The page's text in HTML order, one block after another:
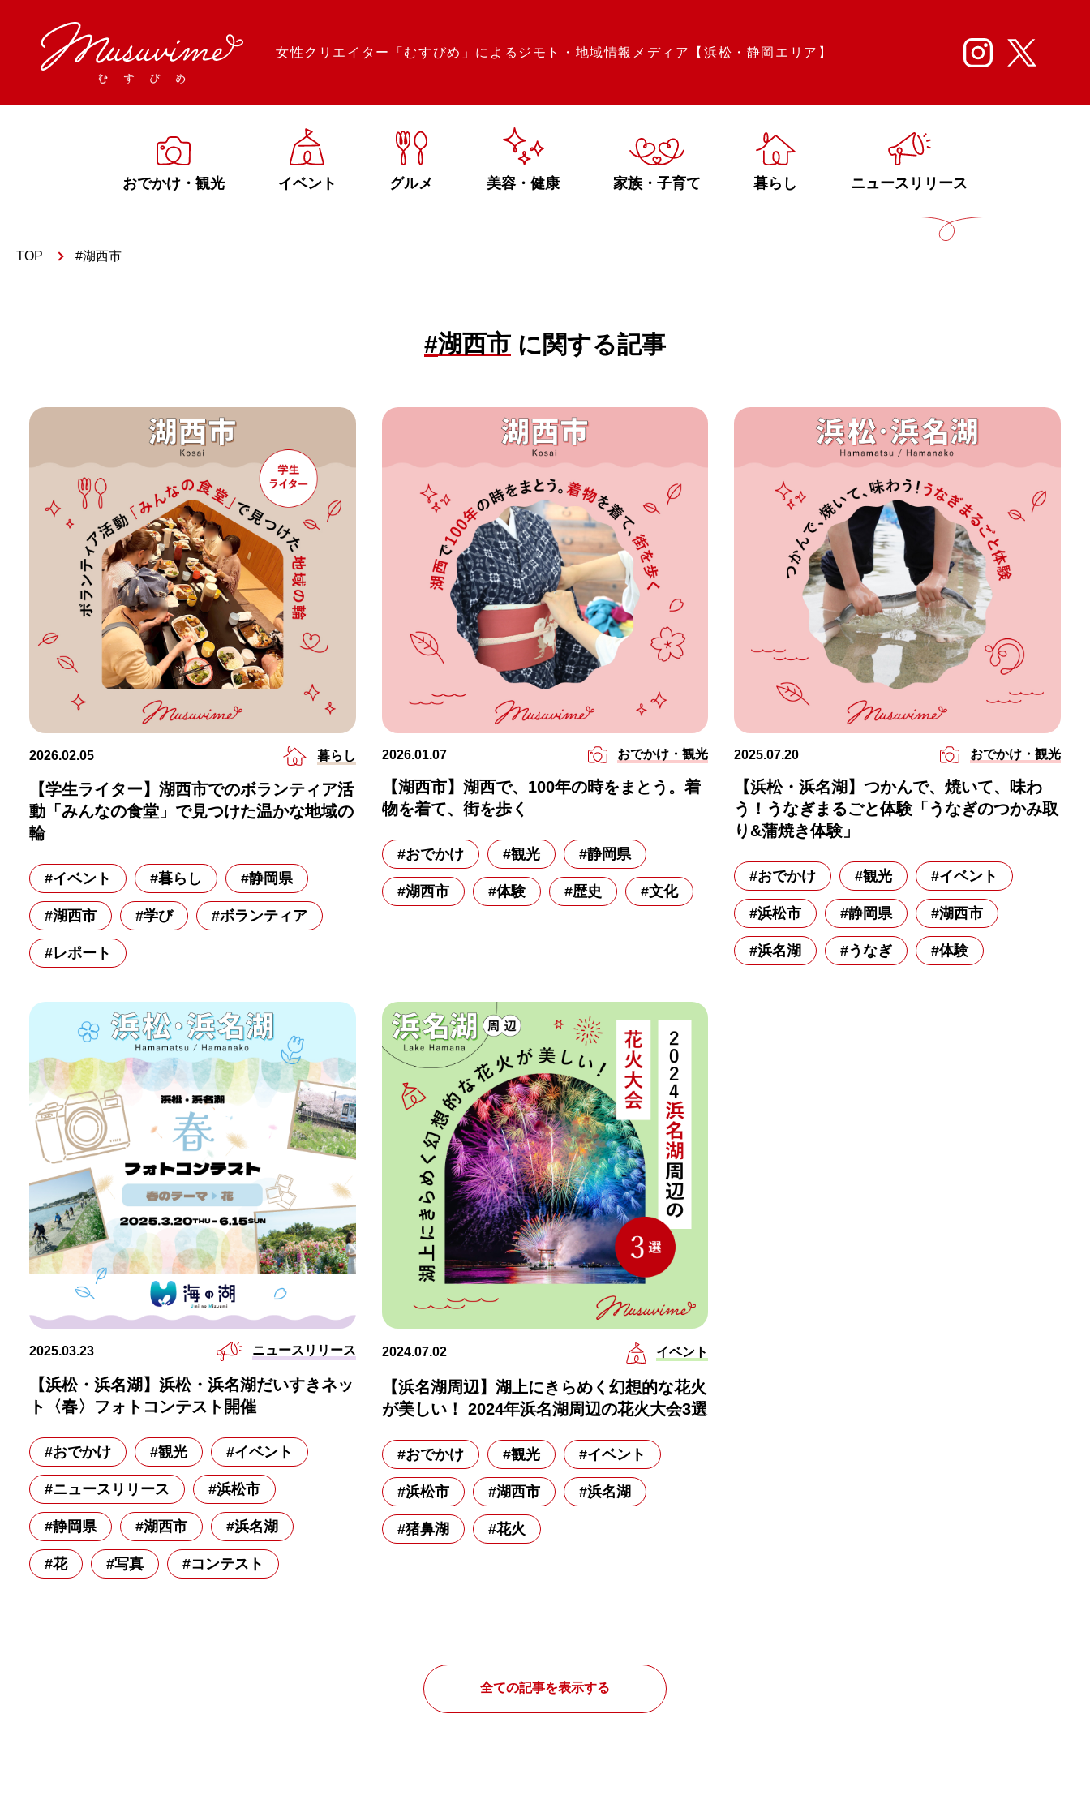
女性クリエイター「むすびめ」によるジモト・地域情報メディア【浜松・静岡エリア】
おでかけ・観光 イベント グルメ 美容・健康 家族・子育て 暮らし ニュースリリース
TOP 湖西市
#湖西市 に関する記事
2026.02.05 暮らし
【学生ライター】湖西市でのボランティア活
動「みんなの食堂」で見つけた温かな地域の
輪
#イベント #暮らし #静岡県
#湖西市 #学び #ボランティア
#レポート
2026.01.07 おでかけ・観光
【湖西市】湖西で、100年の時をまとう。着
物を着て、街を歩く
#おでかけ #観光 #静岡県
#湖西市 #体験 #歴史 #文化
2025.07.20 おでかけ・観光
【浜松・浜名湖】つかんで、焼いて、味わ
う！うなぎまるごと体験「うなぎのつかみ取
り&蒲焼き体験」
#おでかけ #観光 #イベント
#浜松市 #静岡県 #湖西市
#浜名湖 #うなぎ #体験
2025.03.23 ニュースリリース
【浜松・浜名湖】浜松・浜名湖だいすきネッ
ト〈春〉フォトコンテスト開催
#おでかけ #観光 #イベント
#ニュースリリース #浜松市
#静岡県 #湖西市 #浜名湖
#花 #写真 #コンテスト
2024.07.02 イベント
【浜名湖周辺】湖上にきらめく幻想的な花火
が美しい！ 2024年浜名湖周辺の花火大会3選
#おでかけ #観光 #イベント
#浜松市 #湖西市 #浜名湖
#猪鼻湖 #花火
全ての記事を表示する